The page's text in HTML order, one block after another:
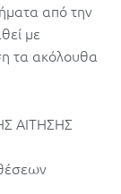
από την
με
τα ακόλουθα
ΑΙΤΗΣΗΣ